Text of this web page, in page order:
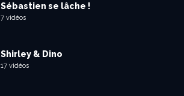
Sébastien se lâche !
7 vidéos
Shirley & Dino
17 vidéos